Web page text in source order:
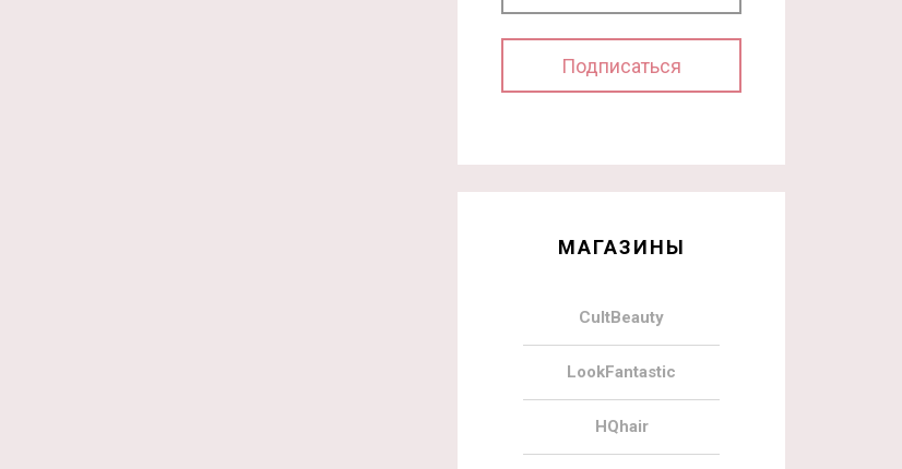
МАГАЗИНЫ
CultBeauty
LookFantastic
HQhair